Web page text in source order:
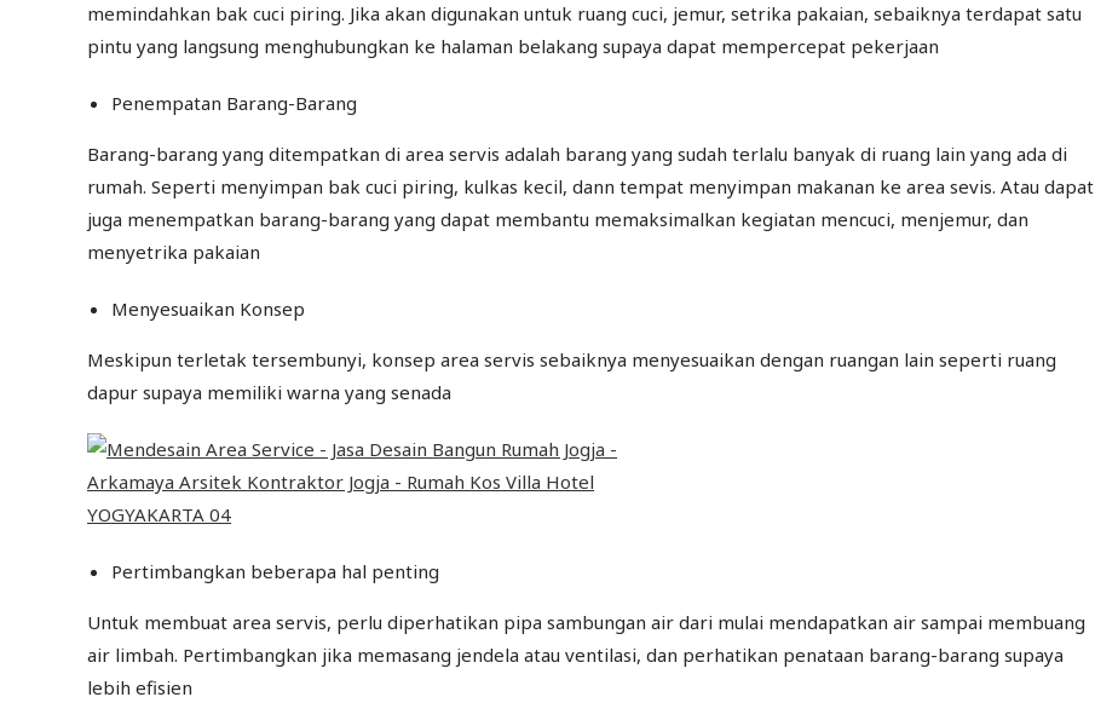
memindahkan bak cuci piring. Jika akan digunakan untuk ruang cuci, jemur, setrika pakaian, sebaiknya terdapat satu
pintu yang langsung menghubungkan ke halaman belakang supaya dapat mempercepat pekerjaan
Penempatan Barang-Barang
Barang-barang yang ditempatkan di area servis adalah barang yang sudah terlalu banyak di ruang lain yang ada di
rumah. Seperti menyimpan bak cuci piring, kulkas kecil, dann tempat menyimpan makanan ke area sevis. Atau dapat
juga menempatkan barang-barang yang dapat membantu memaksimalkan kegiatan mencuci, menjemur, dan
menyetrika pakaian
Menyesuaikan Konsep
Meskipun terletak tersembunyi, konsep area servis sebaiknya menyesuaikan dengan ruangan lain seperti ruang
dapur supaya memiliki warna yang senada
Pertimbangkan beberapa hal penting
Untuk membuat area servis, perlu diperhatikan pipa sambungan air dari mulai mendapatkan air sampai membuang
air limbah. Pertimbangkan jika memasang jendela atau ventilasi, dan perhatikan penataan barang-barang supaya
lebih efisien